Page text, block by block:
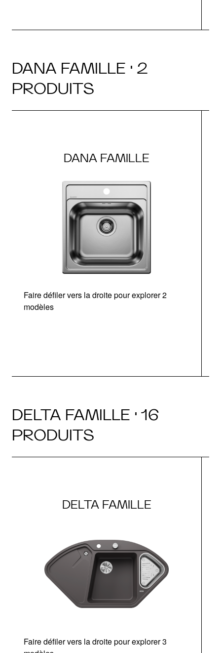
DANA FAMILLE · 2
PRODUITS
DANA FAMILLE
Faire défiler vers la droite pour explorer 2
modèles
DELTA FAMILLE · 16
PRODUITS
DELTA FAMILLE
Faire défiler vers la droite pour explorer 3